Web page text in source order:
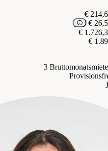
€
€
€
€
3